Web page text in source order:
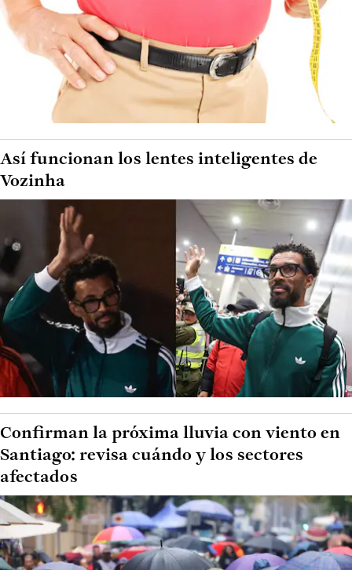
Así funcionan los lentes inteligentes de
Vozinha
Confirman la próxima lluvia con viento en
Santiago: revisa cuándo y los sectores
afectados